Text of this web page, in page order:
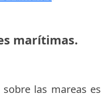
marítimas.
las mareas es